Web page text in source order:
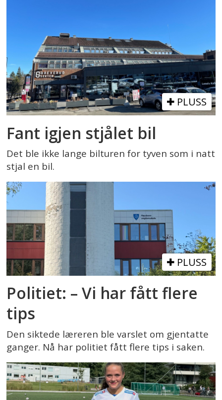
PLUSS
Fant igjen stjålet bil
Det ble ikke lange bilturen for tyven som i natt
stjal en bil.
PLUSS
Politiet: – Vi har fått flere
tips
Den siktede læreren ble varslet om gjentatte
ganger. Nå har politiet fått flere tips i saken.